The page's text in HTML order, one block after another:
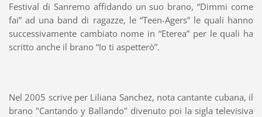
Festival di Sanremo affidando un suo brano, “Dimmi come
fai” ad una band di ragazze, le “Teen-Agers” le quali hanno
successivamente cambiato nome in “Eterea” per le quali ha
scritto anche il brano “Io ti aspetterò”.
Nel 2005 scrive per Liliana Sanchez, nota cantante cubana, il
brano "Cantando y Ballando" divenuto poi la sigla televisiva